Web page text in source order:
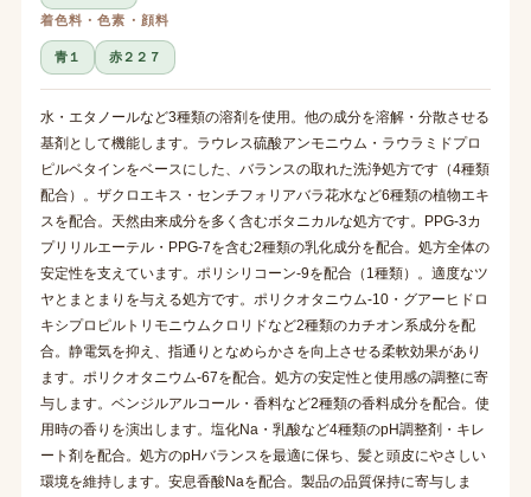
着色料・色素・顔料
青１ 赤２２７
水・エタノールなど3種類の溶剤を使用。他の成分を溶解・分散させる
基剤として機能します。ラウレス硫酸アンモニウム・ラウラミドプロ
ピルベタインをベースにした、バランスの取れた洗浄処方です（4種類
配合）。ザクロエキス・センチフォリアバラ花水など6種類の植物エキ
スを配合。天然由来成分を多く含むボタニカルな処方です。PPG-3カ
プリリルエーテル・PPG-7を含む2種類の乳化成分を配合。処方全体の
安定性を支えています。ポリシリコーン-9を配合（1種類）。適度なツ
ヤとまとまりを与える処方です。ポリクオタニウム-10・グアーヒドロ
キシプロピルトリモニウムクロリドなど2種類のカチオン系成分を配
合。静電気を抑え、指通りとなめらかさを向上させる柔軟効果があり
ます。ポリクオタニウム-67を配合。処方の安定性と使用感の調整に寄
与します。ベンジルアルコール・香料など2種類の香料成分を配合。使
用時の香りを演出します。塩化Na・乳酸など4種類のpH調整剤・キレ
ート剤を配合。処方のpHバランスを最適に保ち、髪と頭皮にやさしい
環境を維持します。安息香酸Naを配合。製品の品質保持に寄与しま